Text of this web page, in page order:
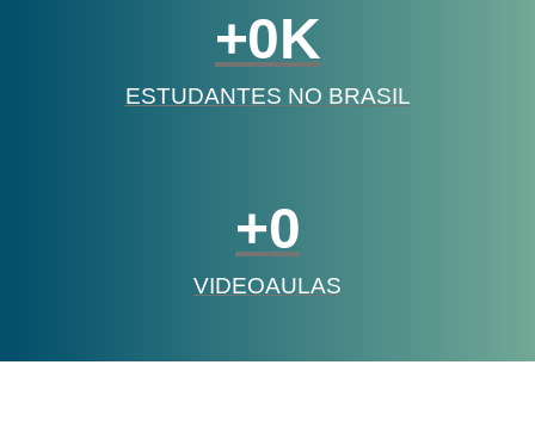
ESTUDANTES NO BRASIL
+0K
VIDEOAULAS
+0